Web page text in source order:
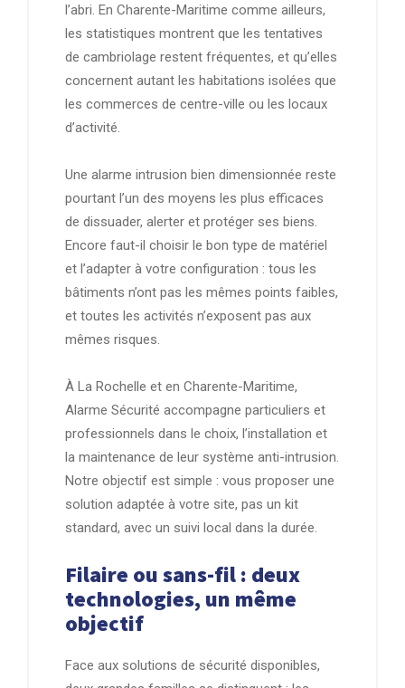
l’abri. En Charente-Maritime comme ailleurs,
les statistiques montrent que les tentatives
de cambriolage restent fréquentes, et qu’elles
concernent autant les habitations isolées que
les commerces de centre-ville ou les locaux
d’activité.
Une alarme intrusion bien dimensionnée reste
pourtant l’un des moyens les plus efficaces
de dissuader, alerter et protéger ses biens.
Encore faut-il choisir le bon type de matériel
et l’adapter à votre configuration : tous les
bâtiments n’ont pas les mêmes points faibles,
et toutes les activités n’exposent pas aux
mêmes risques.
À La Rochelle et en Charente-Maritime,
Alarme Sécurité accompagne particuliers et
professionnels dans le choix, l’installation et
la maintenance de leur système anti-intrusion.
Notre objectif est simple : vous proposer une
solution adaptée à votre site, pas un kit
standard, avec un suivi local dans la durée.
Filaire ou sans-fil : deux
technologies, un même
objectif
Face aux solutions de sécurité disponibles,